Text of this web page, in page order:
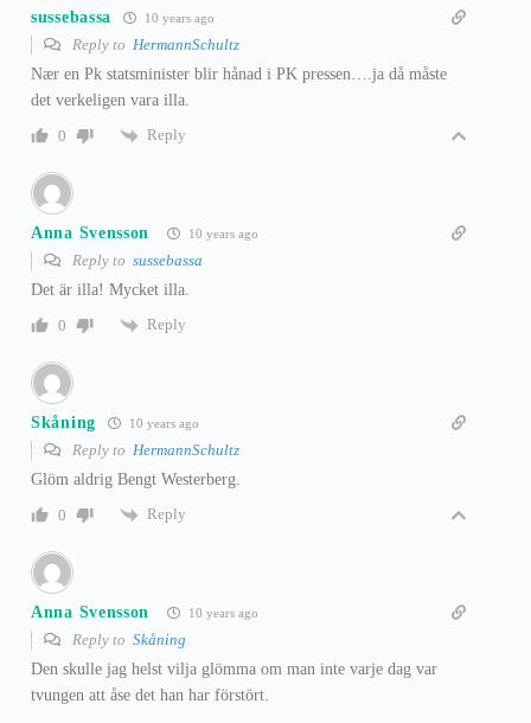
sussebassa 10 years ago
Reply to HermannSchultz
Nær en Pk statsminister blir hånad i PK pressen….ja då måste
det verkeligen vara illa.
0
Reply
Anna Svensson 10 years ago
Reply to sussebassa
Det är illa! Mycket illa.
0
Reply
Skåning 10 years ago
Reply to HermannSchultz
Glöm aldrig Bengt Westerberg.
0
Reply
Anna Svensson 10 years ago
Reply to Skåning
Den skulle jag helst vilja glömma om man inte varje dag var
tvungen att åse det han har förstört.